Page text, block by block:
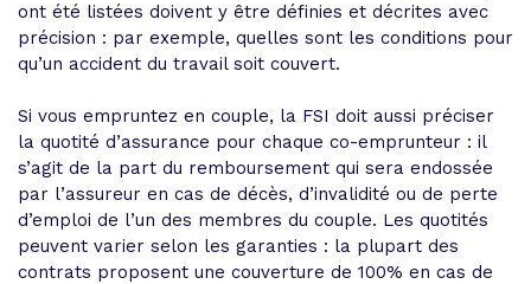
ont été listées doivent y être définies et décrites avec
précision : par exemple, quelles sont les conditions pour
qu’un accident du travail soit couvert.
Si vous empruntez en couple, la FSI doit aussi préciser
la quotité d’assurance pour chaque co-emprunteur : il
s’agit de la part du remboursement qui sera endossée
par l’assureur en cas de décès, d’invalidité ou de perte
d’emploi de l’un des membres du couple. Les quotités
peuvent varier selon les garanties : la plupart des
contrats proposent une couverture de 100% en cas de